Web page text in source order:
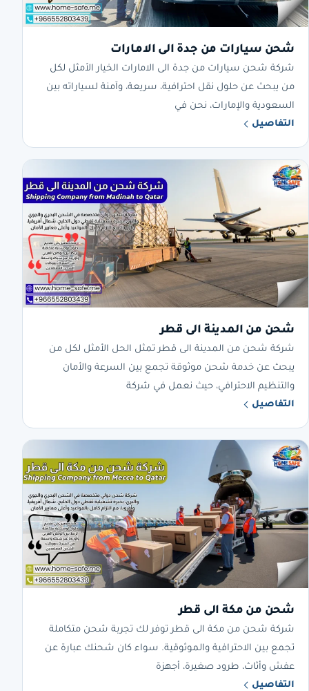
شحن سيارات من جدة الى الامارات
شركة شحن سيارات من جدة الى الامارات الخيار الأمثل لكل
من يبحث عن حلول نقل احترافية، سريعة، وآمنة لسياراته بين
السعودية والإمارات، نحن في
التفاصيل
شحن من المدينة الى قطر
شركة شحن من المدينة الى قطر تمثل الحل الأمثل لكل من
يبحث عن خدمة شحن موثوقة تجمع بين السرعة والأمان
والتنظيم الاحترافي، حيث نعمل في شركة
التفاصيل
شحن من مكة الى قطر
شركة شحن من مكة الى قطر توفر لك تجربة شحن متكاملة
تجمع بين الاحترافية والموثوقية. سواء كان شحنك عبارة عن
عفش وأثاث، طرود صغيرة، أجهزة
التفاصيل